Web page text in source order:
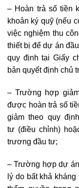
– Hoàn trả số tiền
khoản ký quỹ (nếu
việc nghiệm thu
thiết bị để dự án
quy định tại Giấy
bản quyết định chủ
–Trường hợp
được hoàn trả số
giảm theo quy
tư (điều chỉnh)
trương đầu tư;
–Trường hợp dự
lý do bất khả